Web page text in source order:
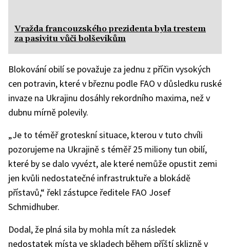
Vražda francouzského prezidenta byla trestem
za pasivitu vůči bolševikům
Blokování obilí se považuje za jednu z příčin vysokých
cen potravin, které v březnu podle FAO v důsledku ruské
invaze na Ukrajinu dosáhly rekordního maxima, než v
dubnu mírně polevily.
„Je to téměř groteskní situace, kterou v tuto chvíli
pozorujeme na Ukrajině s téměř 25 miliony tun obilí,
které by se dalo vyvézt, ale které nemůže opustit zemi
jen kvůli nedostatečné infrastruktuře a blokádě
přístavů,“ řekl zástupce ředitele FAO Josef
Schmidhuber.
Dodal, že plná sila by mohla mít za následek
nedostatek místa ve skladech během příští sklizně v